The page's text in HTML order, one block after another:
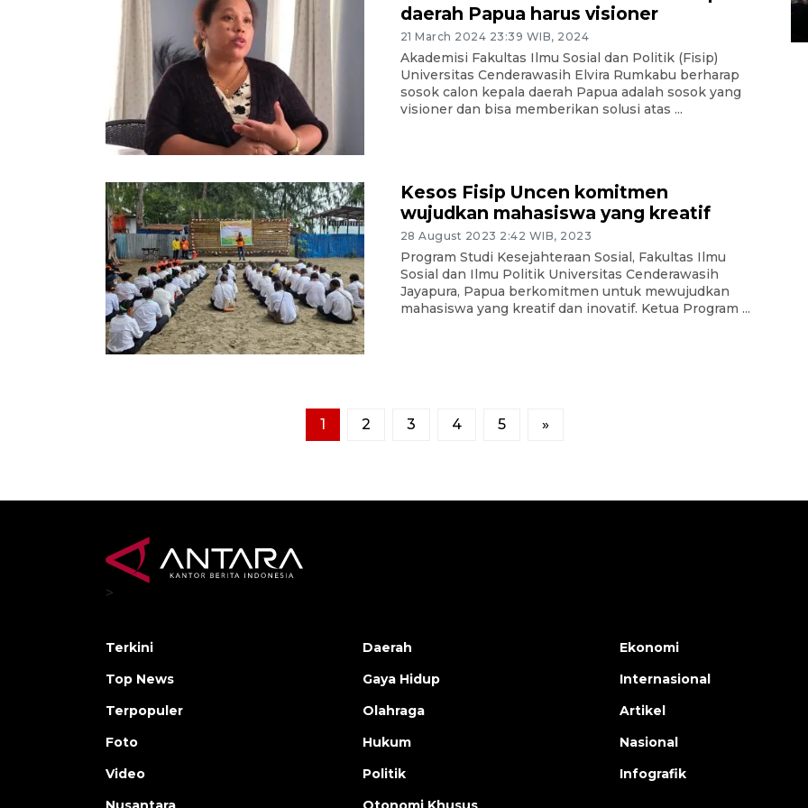
daerah Papua harus visioner
21 March 2024 23:39 WIB, 2024
Akademisi Fakultas Ilmu Sosial dan Politik (Fisip)
Universitas Cenderawasih Elvira Rumkabu berharap
sosok calon kepala daerah Papua adalah sosok yang
visioner dan bisa memberikan solusi atas ...
Kesos Fisip Uncen komitmen
wujudkan mahasiswa yang kreatif
28 August 2023 2:42 WIB, 2023
Program Studi Kesejahteraan Sosial, Fakultas Ilmu
Sosial dan Ilmu Politik Universitas Cenderawasih
Jayapura, Papua berkomitmen untuk mewujudkan
mahasiswa yang kreatif dan inovatif. Ketua Program ...
1 2 3 4 5 »
14 March 2022 15:11 WIB, 2022
>
Terkini
Top News
Terpopuler
Foto
Video
Daerah
Gaya Hidup
Olahraga
Hukum
Politik
Ekonomi
Internasional
Artikel
Nasional
Infografik